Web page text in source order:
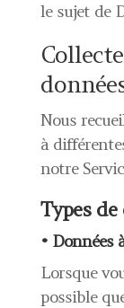
le sujet de
Nous
à
notre
Types
• Données
Lorsque
possible